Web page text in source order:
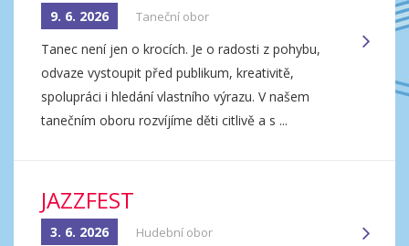
9. 6. 2026 Taneční obor
Tanec není jen o krocích. Je o radosti z pohybu,
odvaze vystoupit před publikum, kreativitě,
spolupráci i hledání vlastního výrazu. V našem
tanečním oboru rozvíjíme děti citlivě a s ...
JAZZFEST
3. 6. 2026 Hudební obor